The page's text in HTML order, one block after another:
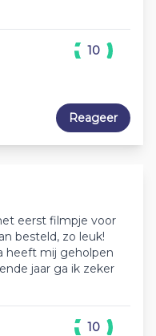
10
Reageer
eerst filmpje voor
besteld, zo leuk!
heeft mij geholpen
jaar ga ik zeker
10